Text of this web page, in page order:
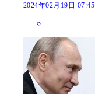
2024年02月19日 07:45